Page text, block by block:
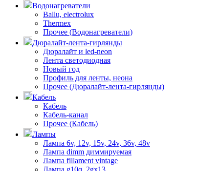
Водонагреватели
Ballu, electrolux
Thermex
Прочее (Водонагреватели)
Дюралайт-лента-гирлянды
Дюралайт и led-neon
Лента светодиодная
Новый год
Профиль для ленты, неона
Прочее (Дюралайт-лента-гирлянды)
Кабель
Кабель
Кабель-канал
Прочее (Кабель)
Лампы
Лампа 6v, 12v, 15v, 24v, 36v, 48v
Лампа dimm диммируемая
Лампа fillament vintage
Лампа g10q, 2gx13